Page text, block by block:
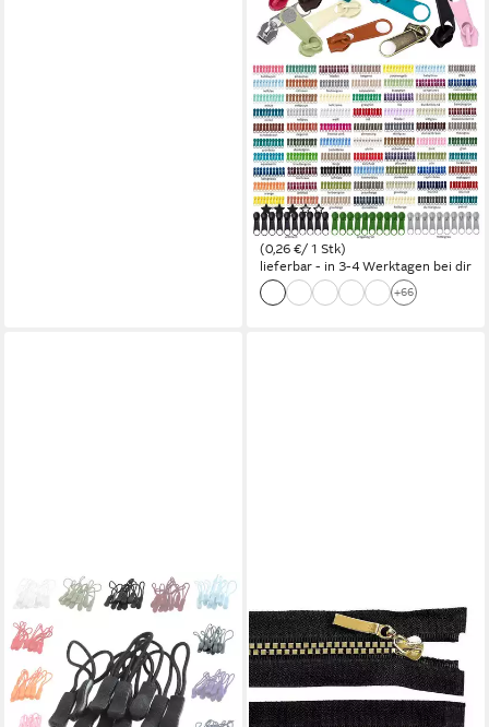
MADDMA
Reißverschluss 10
Reißverschluss Zipper für
Endlosreißverschluss, 5mm,
schwarz
(1)
2,57 €
(0,26 €/ 1 Stk)
lieferbar - in 3-4 Werktagen bei dir
+66